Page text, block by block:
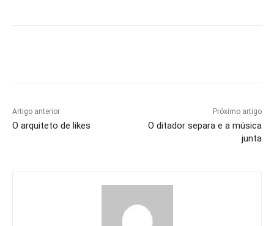
Artigo anterior
O arquiteto de likes
Próximo artigo
O ditador separa e a música
junta